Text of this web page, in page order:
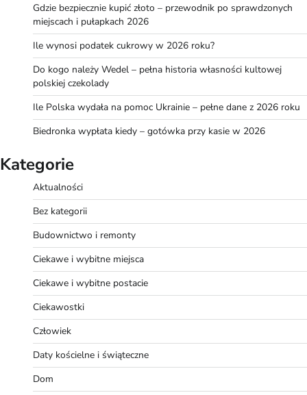
Gdzie bezpiecznie kupić złoto – przewodnik po sprawdzonych
miejscach i pułapkach 2026
Ile wynosi podatek cukrowy w 2026 roku?
Do kogo należy Wedel – pełna historia własności kultowej
polskiej czekolady
Ile Polska wydała na pomoc Ukrainie – pełne dane z 2026 roku
Biedronka wypłata kiedy – gotówka przy kasie w 2026
Kategorie
Aktualności
Bez kategorii
Budownictwo i remonty
Ciekawe i wybitne miejsca
Ciekawe i wybitne postacie
Ciekawostki
Człowiek
Daty kościelne i świąteczne
Dom